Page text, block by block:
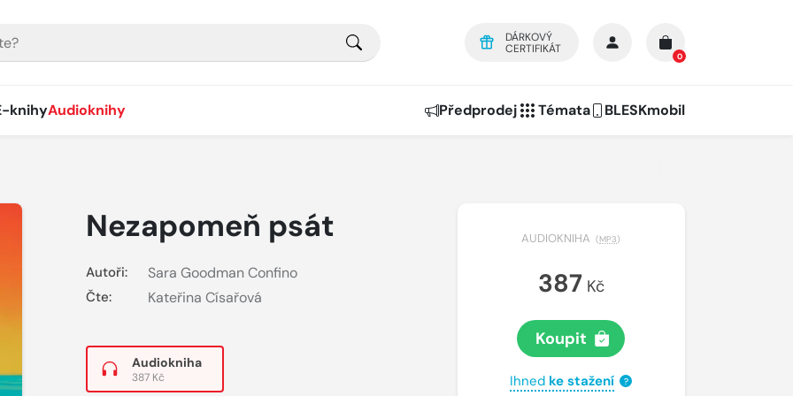
DÁRKOVÝ
CERTIFIKÁT
0
knihyAudioknihy Předprodej Témata BLESKmobil
Nezapomeň psát
Autoři: Sara Goodman Confino
Čte: Kateřina Císařová
Audiokniha
387 Kč
AUDIOKNIHA (MP3)
387 Kč
Koupit
Ihned ke stažení ?